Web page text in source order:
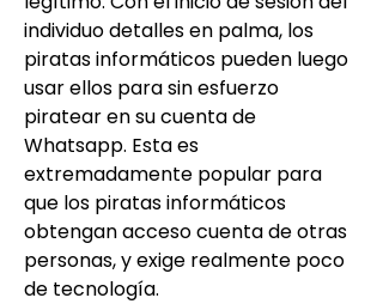
individuo detalles en palma, los
piratas informáticos pueden luego
usar ellos para sin esfuerzo
piratear en su cuenta de
Whatsapp. Esta es
extremadamente popular para
que los piratas informáticos
obtengan acceso cuenta de otras
personas, y exige realmente poco
de tecnología.